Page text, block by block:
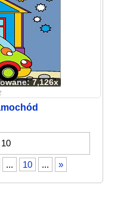
7,126x
... 10 ... »